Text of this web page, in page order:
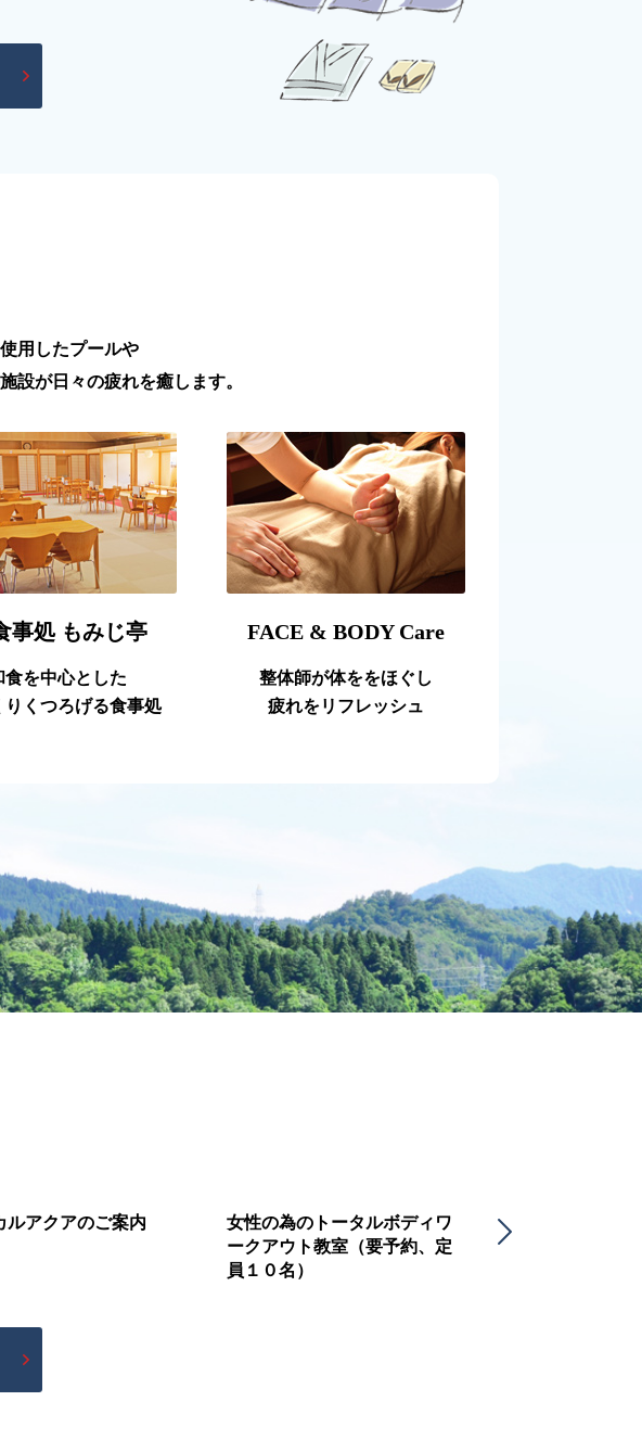
用したプールや
設が日々の疲れを癒します。
事処 もみじ亭
食を中心とした
りくつろげる食事処
FACE & BODY Care
整体師が体ををほぐし
疲れをリフレッシュ
ルアクアのご案内
女性の為のトータルボディワ
ークアウト教室（要予約、定
員１０名）